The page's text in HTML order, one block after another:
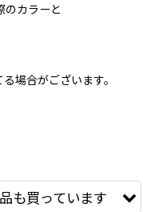
のカラーと
場合がございます。
も買っています